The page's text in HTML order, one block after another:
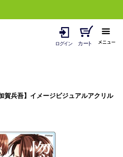
メニュー
賀兵吾】イメージビジュアルアクリル